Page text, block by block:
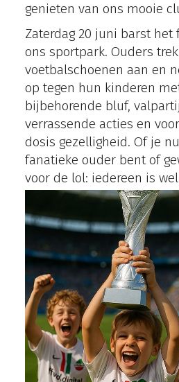
genieten van ons mooie
Zaterdag 20 juni barst het
ons sportpark. Ouders
voetbalschoenen aan en
op tegen hun kinderen
bijbehorende bluf,
verrassende acties en
dosis gezelligheid. Of je
fanatieke ouder bent of
voor de lol: iedereen is